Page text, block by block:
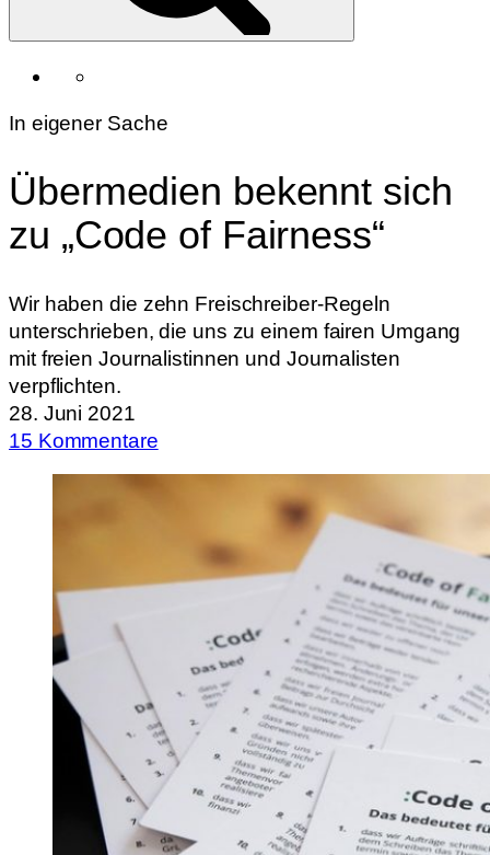
In eigener Sache
Übermedien bekennt sich
zu „Code of Fairness“
Wir haben die zehn Freischreiber-Regeln
unterschrieben, die uns zu einem fairen Umgang
mit freien Journalistinnen und Journalisten
verpflichten.
28. Juni 2021
15 Kommentare